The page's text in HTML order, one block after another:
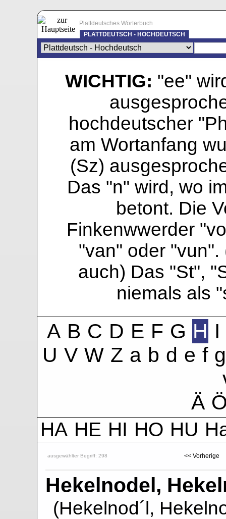
Plattdeutsches Wörterbuch
PLATTDEUTSCH - HOCHDEUTSCH
WICHTIG: "ee"
hochdeutscher
am Wortanfang
(Sz)
Das "n" wird, wo
betont. Die
Finkenwwerder
"van" oder "vun".
auch) Das "St",
niemals als
A B C D E F G H I
U V W Z a b d e f g
Ä
HA HE HI HO HU
ausgewählter Begriff: 298 << Vorherige
Hekelnodel,
(Hekelnod´l,